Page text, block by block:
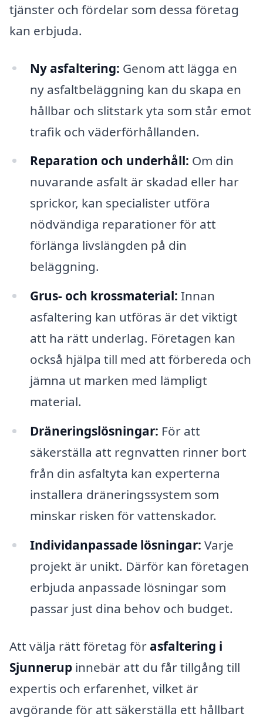
tjänster och fördelar som dessa företag
kan erbjuda.
Ny asfaltering: Genom att lägga en
ny asfaltbeläggning kan du skapa en
hållbar och slitstark yta som står emot
trafik och väderförhållanden.
Reparation och underhåll: Om din
nuvarande asfalt är skadad eller har
sprickor, kan specialister utföra
nödvändiga reparationer för att
förlänga livslängden på din
beläggning.
Grus- och krossmaterial: Innan
asfaltering kan utföras är det viktigt
att ha rätt underlag. Företagen kan
också hjälpa till med att förbereda och
jämna ut marken med lämpligt
material.
Dräneringslösningar: För att
säkerställa att regnvatten rinner bort
från din asfaltyta kan experterna
installera dräneringssystem som
minskar risken för vattenskador.
Individanpassade lösningar: Varje
projekt är unikt. Därför kan företagen
erbjuda anpassade lösningar som
passar just dina behov och budget.
Att välja rätt företag för asfaltering i
Sjunnerup innebär att du får tillgång till
expertis och erfarenhet, vilket är
avgörande för att säkerställa ett hållbart